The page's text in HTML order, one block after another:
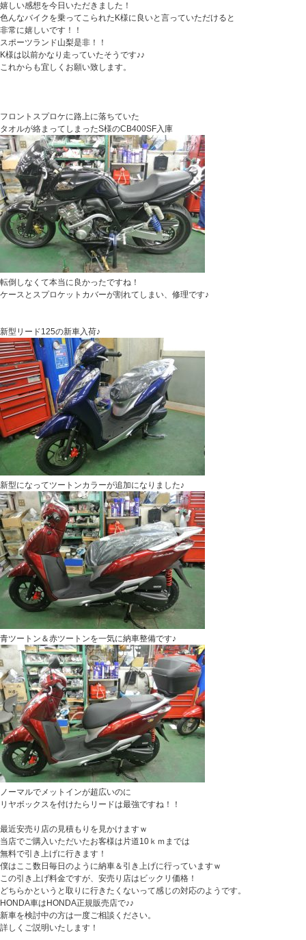
嬉しい感想を今日いただきました！
色んなバイクを乗ってこられたK様に良いと言っていただけると
非常に嬉しいです！！
スポーツランド山梨是非！！
K様は以前かなり走っていたそうです♪♪
これからも宜しくお願い致します。
フロントスプロケに路上に落ちていた
タオルが絡まってしまったS様のCB400SF入庫
転倒しなくて本当に良かったですね！
ケースとスプロケットカバーが割れてしまい、修理です♪
新型リード125の新車入荷♪
新型になってツートンカラーが追加になりました♪
青ツートン＆赤ツートンを一気に納車整備です♪
ノーマルでメットインが超広いのに
リヤボックスを付けたらリードは最強ですね！！
最近安売り店の見積もりを見かけますｗ
当店でご購入いただいたお客様は片道10ｋｍまでは
無料で引き上げに行きます！
僕はここ数日毎日のように納車＆引き上げに行っていますｗ
この引き上げ料金ですが、安売り店はビックリ価格！
どちらかというと取りに行きたくないって感じの対応のようです。
HONDA車はHONDA正規販売店で♪♪
新車を検討中の方は一度ご相談ください。
詳しくご説明いたします！